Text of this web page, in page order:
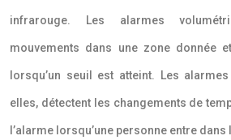
infrarouge. Les alarmes
mouvements dans une zone donnée
lorsqu’un seuil est atteint. Les
elles, détectent les changements de
l’alarme lorsqu’une personne entre